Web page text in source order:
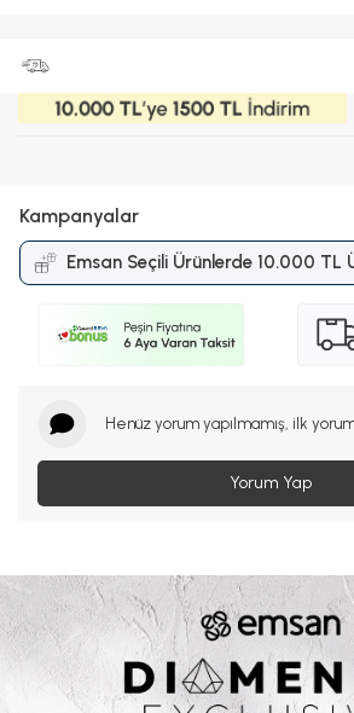
Kampanyalar
Emsan Seçili Ürünlerde 10.000 TL
Alışverişlerde 1.500 TL İndirim
Henüz yorum yapılmamış, ilk
Yorum Yap